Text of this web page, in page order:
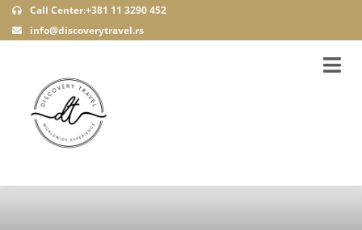
Call Center:+381 11 3290 452
info@discoverytravel.rs